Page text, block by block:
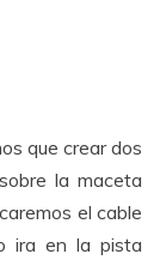
que crear dos
la maceta
el cable
ira en la pista